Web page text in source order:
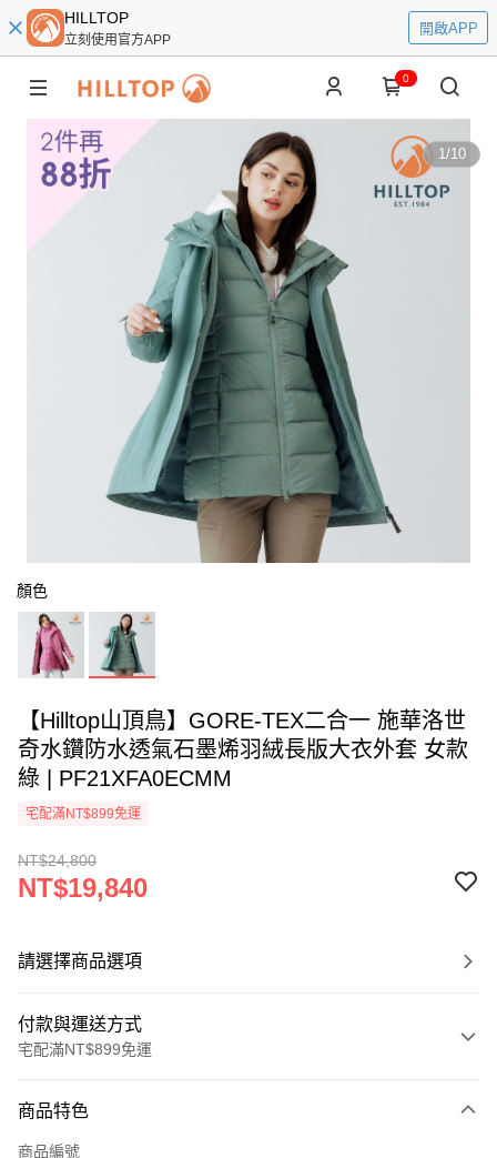
HILLTOP
立刻使用官方APP
開啟APP
0
1/10
顏色
【Hilltop山頂鳥】GORE-TEX二合一 施華洛世
奇水鑽防水透氣石墨烯羽絨長版大衣外套 女款
綠 | PF21XFA0ECMM
宅配滿NT$899免運
NT$24,800
NT$19,840
請選擇商品選項
付款與運送方式
宅配滿NT$899免運
信用卡一次付款
商品特色
商品編號